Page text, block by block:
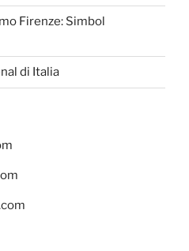
Firenze: Simbol
di Italia